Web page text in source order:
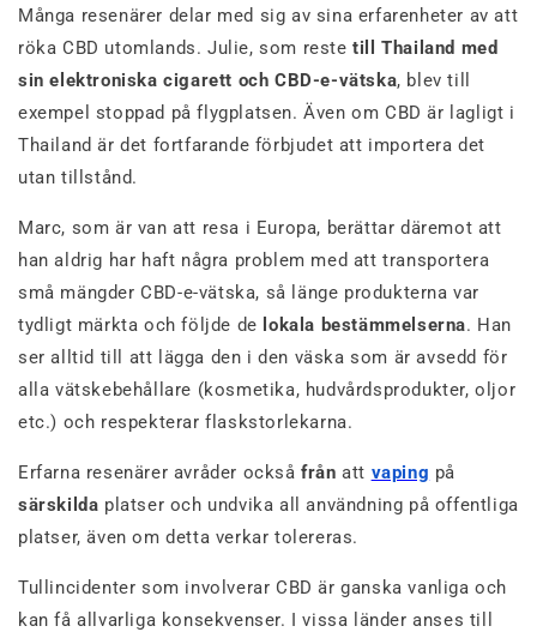
Många resenärer delar med sig av sina erfarenheter av att
röka CBD utomlands. Julie, som restetill Thailand med
sin elektroniska cigarett och CBD-e-vätska, blev till
exempel stoppad på flygplatsen. Även om CBD är lagligt i
Thailand är det fortfarande förbjudet att importera det
utan tillstånd.
Marc, som är van att resa i Europa, berättar däremot att
han aldrig har haft några problem med att transportera
små mängder CBD-e-vätska, så länge produkterna var
tydligt märkta och följde de lokala bestämmelserna. Han
ser alltid till att lägga den i den väska som är avsedd för
alla vätskebehållare (kosmetika, hudvårdsprodukter, oljor
etc.) och respekterar flaskstorlekarna.
Erfarna resenärer avråder ocksåfrånatt vaping på
särskilda platser och undvika all användning på offentliga
platser, även om detta verkar tolereras.
Tullincidenter som involverar CBD är ganska vanliga och
kan få allvarliga konsekvenser. I vissa länder anses till